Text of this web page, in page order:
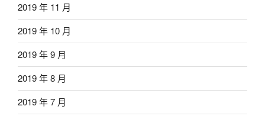
2019 年 11 月
2019 年 10 月
2019 年 9 月
2019 年 8 月
2019 年 7 月